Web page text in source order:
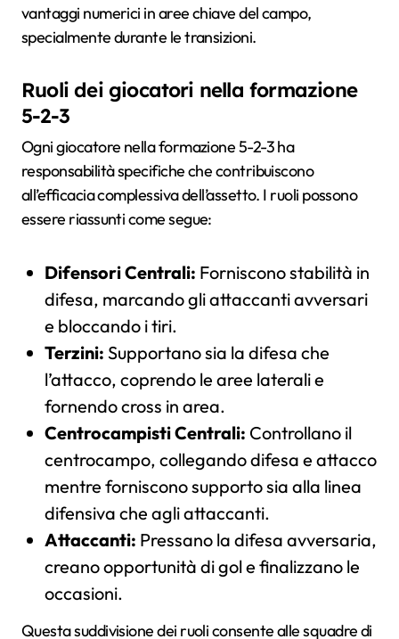
vantaggi numerici in aree chiave del campo,
specialmente durante le transizioni.
Ruoli dei giocatori nella formazione
5-2-3
Ogni giocatore nella formazione 5-2-3 ha
responsabilità specifiche che contribuiscono
all’efficacia complessiva dell’assetto. I ruoli possono
essere riassunti come segue:
Difensori Centrali: Forniscono stabilità in
difesa, marcando gli attaccanti avversari
e bloccando i tiri.
Terzini: Supportano sia la difesa che
l’attacco, coprendo le aree laterali e
fornendo cross in area.
Centrocampisti Centrali: Controllano il
centrocampo, collegando difesa e attacco
mentre forniscono supporto sia alla linea
difensiva che agli attaccanti.
Attaccanti: Pressano la difesa avversaria,
creano opportunità di gol e finalizzano le
occasioni.
Questa suddivisione dei ruoli consente alle squadre di